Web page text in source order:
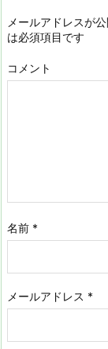
メールアドレスが
は必須項目です
コメント
名前 *
メールアドレス *